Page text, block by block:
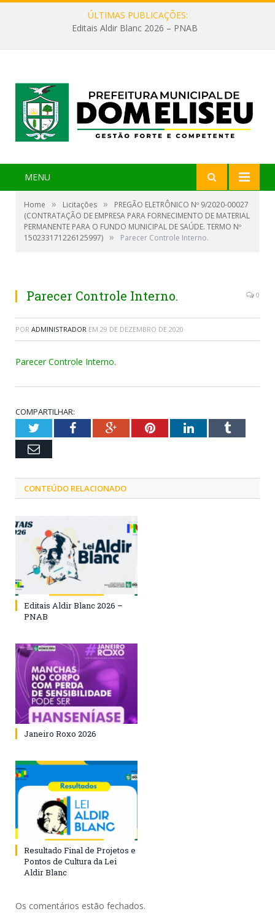
ÚLTIMAS PUBLICAÇÕES:
Editais Aldir Blanc 2026 – PNAB
MENU
Home » Licitações »
PREGÃO ELETRÔNICO Nº 9/2020-00027
(CONTRATAÇÃO DE EMPRESA PARA FORNECIMENTO DE MATERIAL
PERMANENTE PARA O FUNDO MUNICIPAL DE SAÚDE. TERMO Nº
150233171226125997) » Parecer Controle Interno.
Parecer Controle Interno. 0
POR ADMINISTRADOR EM 29 DE DEZEMBRO DE 2020
Parecer Controle Interno.
COMPARTILHAR:
TwitterFacebookGoogle+PinterestLinkedInTumblr
Email
CONTEÚDO RELACIONADO
Editais Aldir Blanc 2026 –
PNAB
Janeiro Roxo 2026
Resultado Final de Projetos e
Pontos de Cultura da Lei
Aldir Blanc
Os comentários estão fechados.